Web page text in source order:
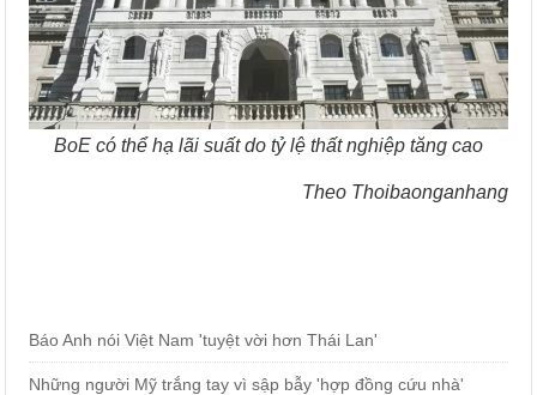
BoE có thể hạ lãi suất do tỷ lệ thất nghiệp tăng cao
Theo Thoibaonganhang
Báo Anh nói Việt Nam 'tuyệt vời hơn Thái Lan'
Những người Mỹ trắng tay vì sập bẫy 'hợp đồng cứu nhà'